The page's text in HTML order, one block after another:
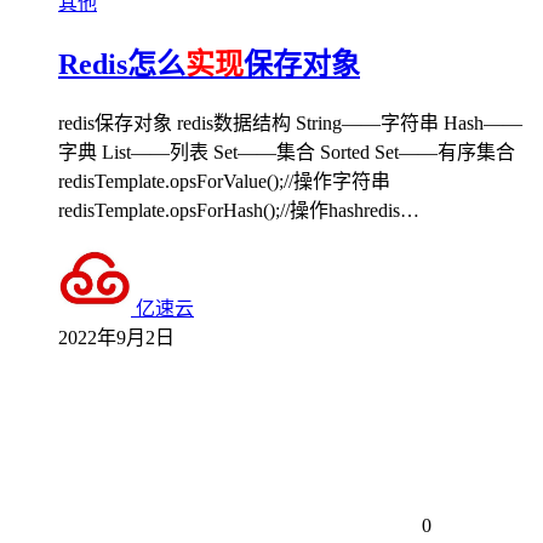
Redis怎么实现保存对象
redis保存对象 redis数据结构 String——字符串 Hash——
字典 List——列表 Set——集合 Sorted Set——有序集合
redisTemplate.opsForValue();//操作字符串
redisTemplate.opsForHash();//操作hashredis…
亿速云
2022年9月2日
0